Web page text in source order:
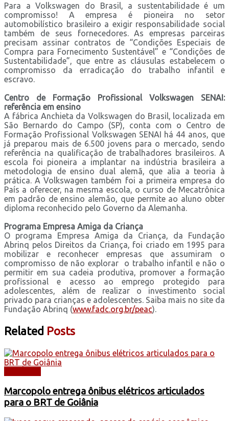
Para a Volkswagen do Brasil, a sustentabilidade é um
compromisso! A empresa é pioneira no setor
automobilístico brasileiro a exigir responsabilidade social
também de seus fornecedores. As empresas parceiras
precisam assinar contratos de “Condições Especiais de
Compra para Fornecimento Sustentável” e “Condições de
Sustentabilidade”, que entre as cláusulas estabelecem o
compromisso da erradicação do trabalho infantil e
escravo.
Centro de Formação Profissional Volkswagen SENAI:
referência em ensino
A fábrica Anchieta da Volkswagen do Brasil, localizada em
São Bernardo do Campo (SP), conta com o Centro de
Formação Profissional Volkswagen SENAI há 44 anos, que
já preparou mais de 6.500 jovens para o mercado, sendo
referência na qualificação de trabalhadores brasileiros. A
escola foi pioneira a implantar na indústria brasileira a
metodologia de ensino dual alemã, que alia a teoria à
prática. A Volkswagen também foi a primeira empresa do
País a oferecer, na mesma escola, o curso de Mecatrônica
em padrão de ensino alemão, que permite ao aluno obter
diploma reconhecido pelo Governo da Alemanha.
Programa Empresa Amiga da Criança
O programa Empresa Amiga da Criança, da Fundação
Abrinq pelos Direitos da Criança, foi criado em 1995 para
mobilizar e reconhecer empresas que assumiram o
compromisso de não explorar o trabalho infantil e não o
permitir em sua cadeia produtiva, promover a formação
profissional e acesso ao emprego protegido para
adolescentes, além de realizar o investimento social
privado para crianças e adolescentes. Saiba mais no site da
Fundação Abrinq (www.fadc.org.br/peac).
Related Posts
Marcopolo entrega ônibus elétricos articulados
para o BRT de Goiânia